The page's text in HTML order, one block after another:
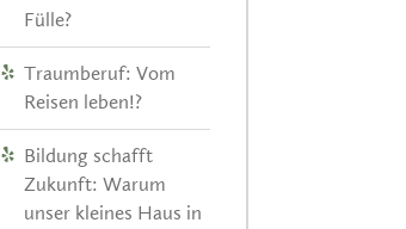
Fülle?
Traumberuf: Vom
Reisen leben!?
Bildung schafft
Zukunft: Warum
unser kleines Haus in